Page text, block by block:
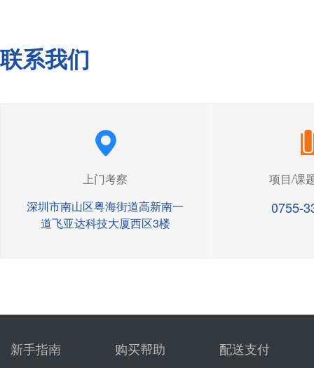
联系我们
上门考察
深圳市南山区粤海街道高新南一
道飞亚达科技大厦西区3楼
项目/课
0755-
新手指南 购买帮助 配送支付